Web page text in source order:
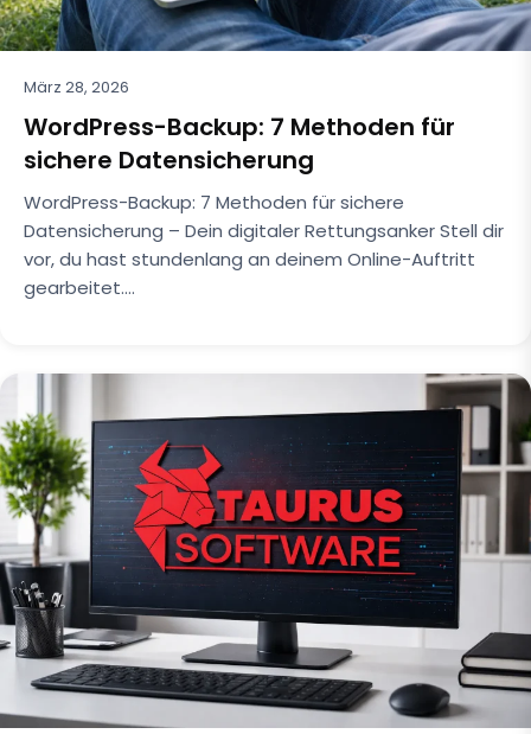
März 28, 2026
WordPress-Backup: 7 Methoden für
sichere Datensicherung
WordPress-Backup: 7 Methoden für sichere
Datensicherung – Dein digitaler Rettungsanker Stell dir
vor, du hast stundenlang an deinem Online-Auftritt
gearbeitet.…